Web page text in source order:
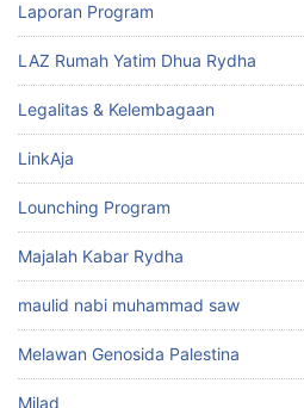
Laporan Program
LAZ Rumah Yatim Dhua Rydha
Legalitas & Kelembagaan
LinkAja
Lounching Program
Majalah Kabar Rydha
maulid nabi muhammad saw
Melawan Genosida Palestina
Milad